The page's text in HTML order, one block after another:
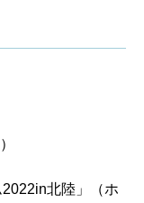
北陸」（ホ